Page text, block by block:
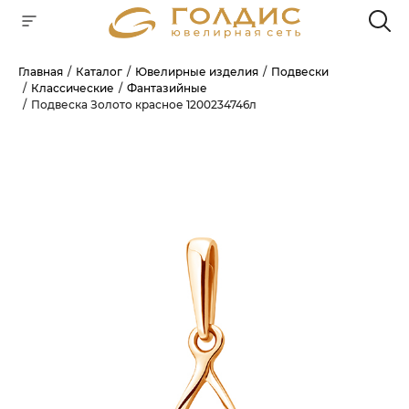
Главная Каталог Ювелирные изделия
Подвески
Классические
Фантазийные
Подвеска Золото красное 1200234746л
Для клиентов всех банков
ГРАФИК ПЛАТЕЖЕЙ